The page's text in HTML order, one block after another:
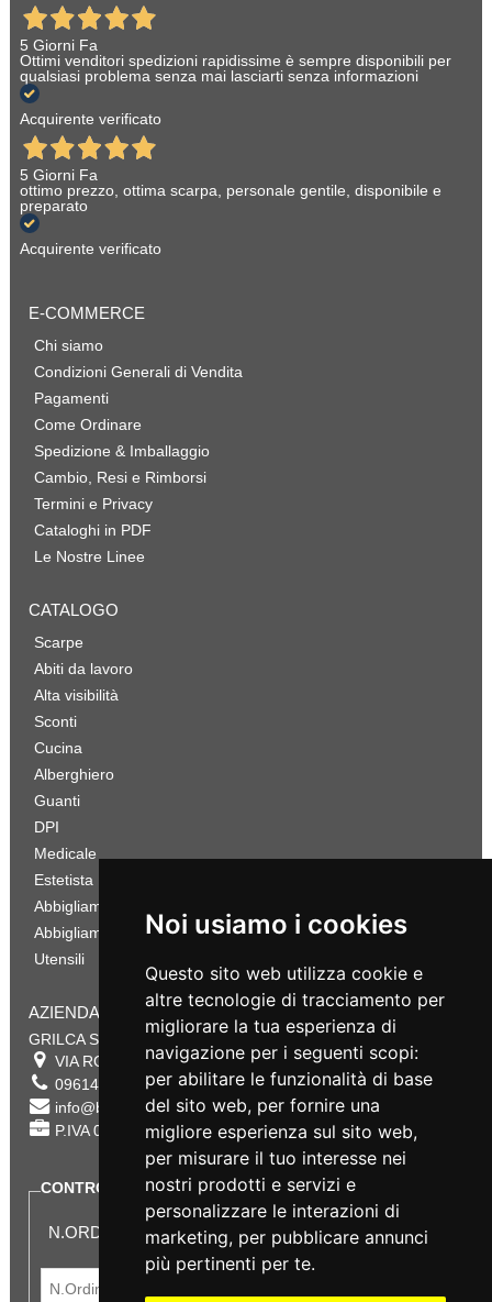
Noi usiamo i cookies
Questo sito web utilizza cookie e
altre tecnologie di tracciamento per
migliorare la tua esperienza di
navigazione per i seguenti scopi:
per abilitare le funzionalità di base
del sito web, per fornire una
migliore esperienza sul sito web,
per misurare il tuo interesse nei
nostri prodotti e servizi e
personalizzare le interazioni di
marketing, per pubblicare annunci
più pertinenti per te.
5 Giorni Fa
Ottimi venditori spedizioni rapidissime è sempre disponibili per
qualsiasi problema senza mai lasciarti senza informazioni
Acquirente verificato
5 Giorni Fa
ottimo prezzo, ottima scarpa, personale gentile, disponibile e
preparato
Acquirente verificato
E-COMMERCE
Chi siamo
Condizioni Generali di Vendita
Pagamenti
Come Ordinare
Spedizione & Imballaggio
Cambio, Resi e Rimborsi
Termini e Privacy
Cataloghi in PDF
Le Nostre Linee
CATALOGO
Scarpe
Abiti da lavoro
Alta visibilità
Sconti
Cucina
Alberghiero
Guanti
DPI
Medicale
Estetista
Abbigliamento Sportivo
Abbigliamento Bambino
Utensili
AZIENDA
GRILCA SRL
VIA ROMA 180 88054 SERSALE , CZ
0961432177
info@bestsafety.it
P.IVA 02342180797
CONTROLLA LO STATO DEL TUO ORDINE
N.ORDINE: